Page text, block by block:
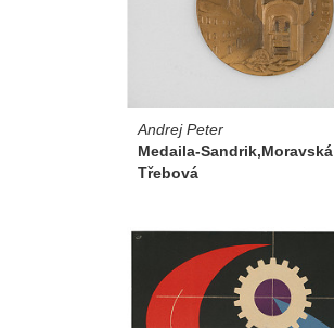
Andrej Peter
Medaila-Sandrik,Moravská
Třebová